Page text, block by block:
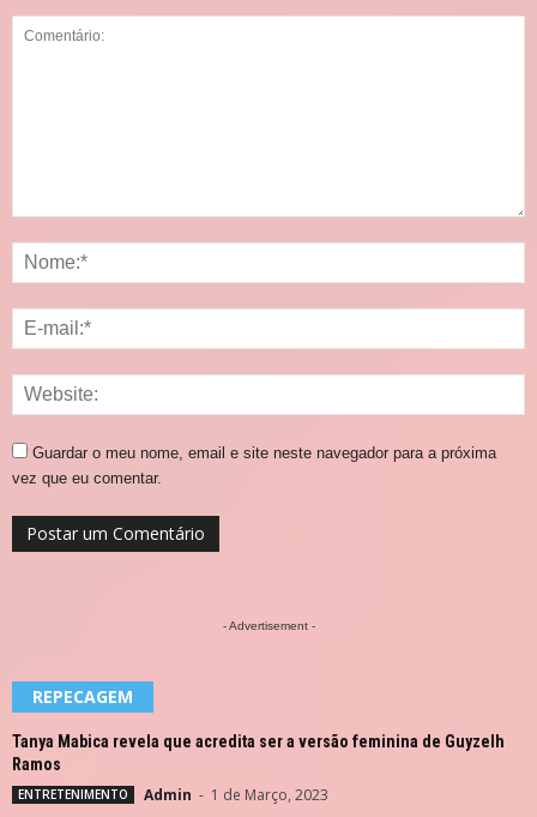
Guardar o meu nome, email e site neste navegador para a próxima
vez que eu comentar.
- Advertisement -
REPECAGEM
Tanya Mabica revela que acredita ser a versão feminina de Guyzelh
Ramos
ENTRETENIMENTO Admin - 1 de Março, 2023